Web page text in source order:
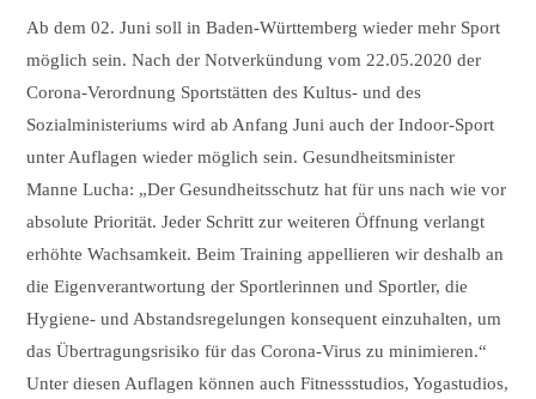
Ab dem 02. Juni soll in Baden-Württemberg wieder mehr Sport
möglich sein. Nach der Notverkündung vom 22.05.2020 der
Corona-Verordnung Sportstätten des Kultus- und des
Sozialministeriums wird ab Anfang Juni auch der Indoor-Sport
unter Auflagen wieder möglich sein. Gesundheitsminister
Manne Lucha: „Der Gesundheitsschutz hat für uns nach wie vor
absolute Priorität. Jeder Schritt zur weiteren Öffnung verlangt
erhöhte Wachsamkeit. Beim Training appellieren wir deshalb an
die Eigenverantwortung der Sportlerinnen und Sportler, die
Hygiene- und Abstandsregelungen konsequent einzuhalten, um
das Übertragungsrisiko für das Corona-Virus zu minimieren.“
Unter diesen Auflagen können auch Fitnessstudios, Yogastudios,